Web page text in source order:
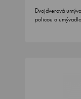
Dvojdverová
policou a